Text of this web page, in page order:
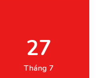
27
Tháng 7